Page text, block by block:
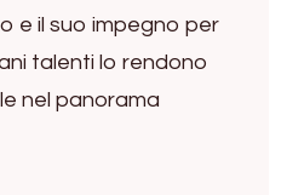
e il suo impegno per
talenti lo rendono
nel panorama